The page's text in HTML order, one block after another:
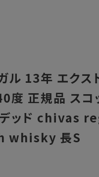
ル 13年 エクス
度 正規品 スコ
デッド chivas
whisky 長S